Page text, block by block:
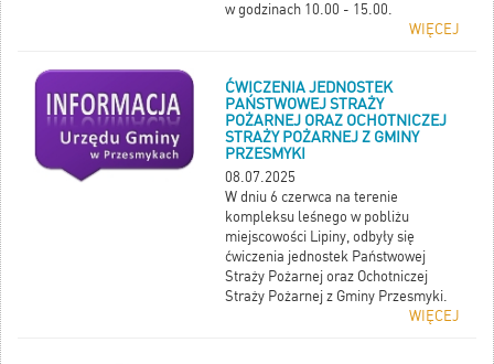
w godzinach 10.00 - 15.00.
WIĘCEJ
ĆWICZENIA JEDNOSTEK
PAŃSTWOWEJ STRAŻY
POŻARNEJ ORAZ OCHOTNICZEJ
STRAŻY POŻARNEJ Z GMINY
PRZESMYKI
08.07.2025
W dniu 6 czerwca na terenie
kompleksu leśnego w pobliżu
miejscowości Lipiny, odbyły się
ćwiczenia jednostek Państwowej
Straży Pożarnej oraz Ochotniczej
Straży Pożarnej z Gminy Przesmyki.
WIĘCEJ